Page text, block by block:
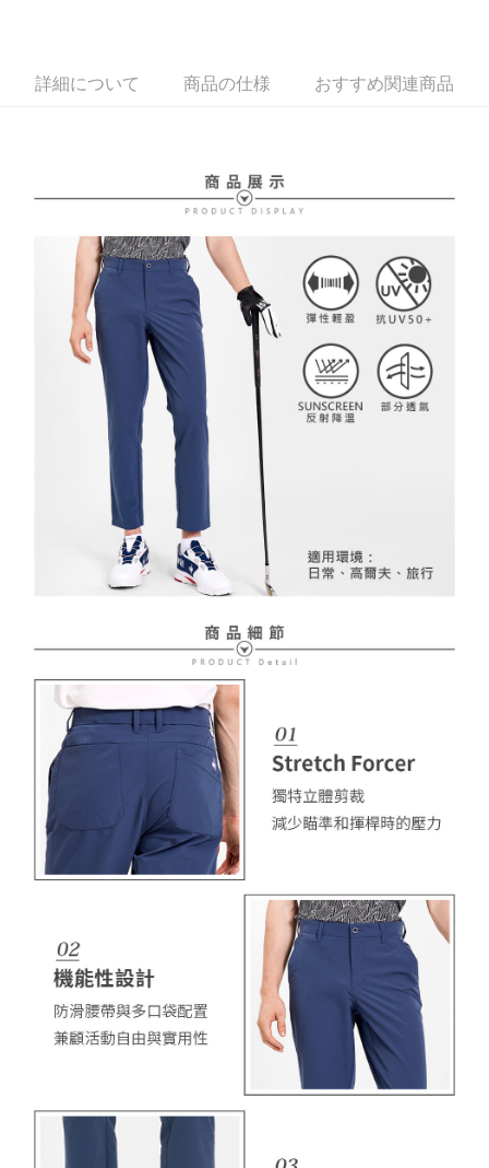
4. 注文成立後30分以内に確認取引を行わない場合や審査が通過しない場
【支払い方法の説明】
1. 分割払いの金額は電信請求書に統合されず、「OP Pay Later」は毎月の
締め日後に支払いリマインダーのSMSを送信します。
2. SMSのリンクを通じて請求書を開いた後、「コンビニバーコード／台湾
大直営店舗／銀行振込／街口支払い／iPASS MONEY」などのチャネルで
支払いを選択できます。
【注意事項】
1. 本サービスは「台湾大哥大株式会社」（以下「当社」といいます）によ
って提供され、ユーザーが取引時に本サービスを通じて商品やサービスを
購入できるようにし、店舗が売買／分割払い売買の債権を当社に譲渡した
後、契約に基づいて当社の請求書で帳款を支払うことになります。
2. 「OP Pay Later」を利用する契約関係の目的から、店舗はあなたの個人
情報（名前、電話または住所を含む）を台湾大哥大に提供し、収集、処理
および利用するために、当社があなた本人と分割請求書に必要な情報の確
認、照合および修正を行います。
3. 完全なユーザーサービス規約については、以下のリンクを参照してくだ
https://oppay.tw/userRule
す。
リをダウンロードして AFTEE 会員になるとお支払い期限を最長 45 日以内
まで延長できます。
お支払期限は、ショップが請求した期日と、AFTEEで延長できる日数をも
とに計算されます。AFTEEで注文すると、商品を受け取るまで支払い期限
を延長できますが、商品を期限内に受け取れない場合があります（例：予
約商品や商品到着日が比較的遅い商品）。そのため、商品到着の有無に関
わらず、AFTEEで指定された期限内にお支払いください。
二、支払い限度額
1.初回 AFTEEを ご利用の際に、認証結果及び当社の審査の結果に基づ
き、限度額が設定されます。
2.決済金額は最低NT$20です。
3.現在、台湾の会員のみご利用いただけます。
三、利用規約「AFTEE代金後払い」（以下当サービスという）はネットプ
ロテクションズ（以下 AFTEE という）が提供し、AFTEEが代金を徴収し
ます。当サービスご利用の際に提供しなければならない個人情報（注文者
の氏名、電話番号、受取人の氏名、電話番号、受取人住所を含むがこれに
す。AFTEEの個人情報の収集、処理、利用について、詳細はAFTEE公式ホ
ームページの『個人情報の収集、処理及び利用に関する声明』をご参照く
ださい（https://aftee.tw/privacypolicy/
AFTEEの初回ご利用の際に、審査を通過すれば、最高額がNT$10,000にな
ります。支払い期限を過ぎた場合、その金額に基づいて年利20%の遅延滞
納金が加算されます。未成年の利用者は、事前に法定代理人または後見人
の同意を得ればAFTEEをご利用いただけます。
個人情報の処理、利用について疑問がある、または関連する法律の権利を
行使したい場合は、ネットプロテクションズ
にご連絡ください。上記に示した個人情報を、必要な購入注文書とあわせ
てAFTEEにご提供いただく、またはAFTEEにあなたの個人情報の収集、処
理、利用を許可することににご同意いただけない場合は、当サービスを選
全家取貨付款
萊爾富取貨付款
送料無料
付款後萊爾富取貨
送料無料
7-11取貨付款
付款後7-11取貨
詳細について 商品の仕様 おすすめ関連商品